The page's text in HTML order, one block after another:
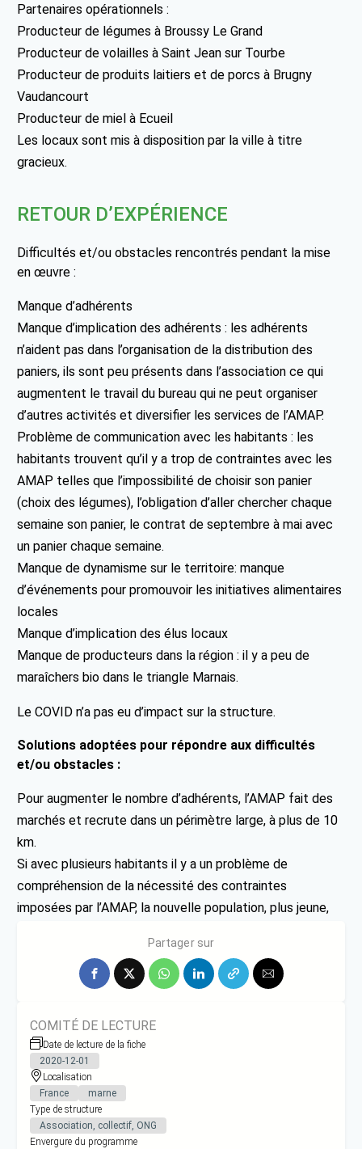
Partenaires opérationnels :
Producteur de légumes à Broussy Le Grand
Producteur de volailles à Saint Jean sur Tourbe
Producteur de produits laitiers et de porcs à Brugny
Vaudancourt
Producteur de miel à Ecueil
Les locaux sont mis à disposition par la ville à titre
gracieux.
RETOUR D’EXPÉRIENCE
Difficultés et/ou obstacles rencontrés pendant la mise
en œuvre :
Manque d’adhérents
Manque d’implication des adhérents : les adhérents
n’aident pas dans l’organisation de la distribution des
paniers, ils sont peu présents dans l’association ce qui
augmentent le travail du bureau qui ne peut organiser
d’autres activités et diversifier les services de l’AMAP.
Problème de communication avec les habitants : les
habitants trouvent qu’il y a trop de contraintes avec les
AMAP telles que l’impossibilité de choisir son panier
(choix des légumes), l’obligation d’aller chercher chaque
semaine son panier, le contrat de septembre à mai avec
un panier chaque semaine.
Manque de dynamisme sur le territoire: manque
d’événements pour promouvoir les initiatives alimentaires
locales
Manque d’implication des élus locaux
Manque de producteurs dans la région : il y a peu de
maraîchers bio dans le triangle Marnais.
Le COVID n’a pas eu d’impact sur la structure.
Solutions adoptées pour répondre aux difficultés
et/ou obstacles :
Pour augmenter le nombre d’adhérents, l’AMAP fait des
marchés et recrute dans un périmètre large, à plus de 10
km.
Si avec plusieurs habitants il y a un problème de
compréhension de la nécessité des contraintes
imposées par l’AMAP, la nouvelle population, plus jeune,
Partager sur
COMITÉ DE LECTURE
Date de lecture de la fiche
2020-12-01
Localisation
France
marne
Type de structure
Association, collectif, ONG
Envergure du programme